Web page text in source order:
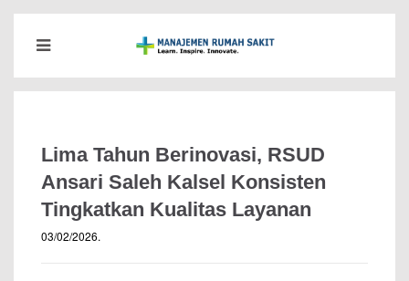
Lima Tahun Berinovasi, RSUD
Ansari Saleh Kalsel Konsisten
Tingkatkan Kualitas Layanan
03/02/2026.